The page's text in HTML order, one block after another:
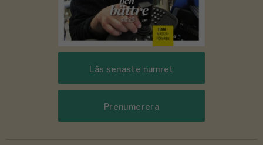
Läs senaste numret
Prenumerera